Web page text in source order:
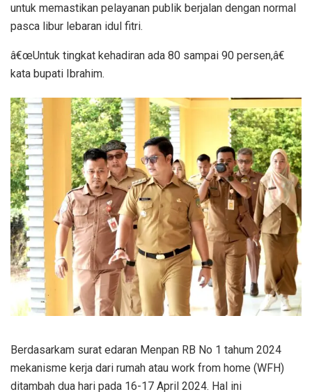
untuk memastikan pelayanan publik berjalan dengan normal
pasca libur lebaran idul fitri.
â€œUntuk tingkat kehadiran ada 80 sampai 90 persen,â€
kata bupati Ibrahim.
Berdasarkam surat edaran Menpan RB No 1 tahum 2024
mekanisme kerja dari rumah atau work from home (WFH)
ditambah dua hari pada 16-17 April 2024. Hal ini